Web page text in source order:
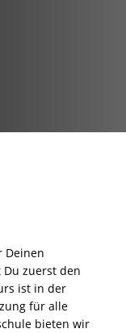
Deinen
zuerst den
ist in der
für alle
bieten wir